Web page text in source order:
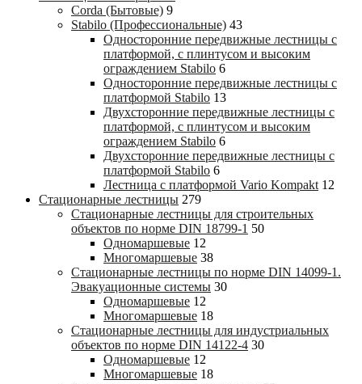
Corda (Бытовые) 9
Stabilo (Профессиональные) 43
Односторонние передвижные лестницы с
платформой, с плинтусом и высоким
ограждением Stabilo 6
Односторонние передвижные лестницы с
платформой Stabilo 13
Двухсторонние передвижные лестницы с
платформой, с плинтусом и высоким
ограждением Stabilo 6
Двухсторонние передвижные лестницы с
платформой Stabilo 6
Лестница с платформой Vario Kompakt 12
Стационарные лестницы 279
Стационарные лестницы для строительных
объектов по норме DIN 18799-1 50
Одномаршевые 12
Многомаршевые 38
Стационарные лестницы по норме DIN 14099-1.
Эвакуационные системы 30
Одномаршевые 12
Многомаршевые 18
Стационарные лестницы для индустриальных
объектов по норме DIN 14122-4 30
Одномаршевые 12
Многомаршевые 18